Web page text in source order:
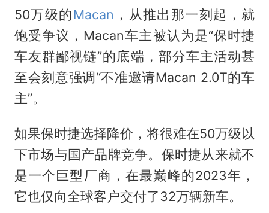
50万级的 Macan ，从推出那一刻起，就
饱受争议，Macan车主被认为是“保时捷
车友群鄙视链”的底端，部分车主活动甚
至会刻意强调“不准邀请Macan 2.0T的车
主”。
如果保时捷选择降价，将很难在50万级以
下市场与国产品牌竞争。保时捷从来就不
是一个巨型厂商，在最巅峰的2023年，
它也仅向全球客户交付了32万辆新车。